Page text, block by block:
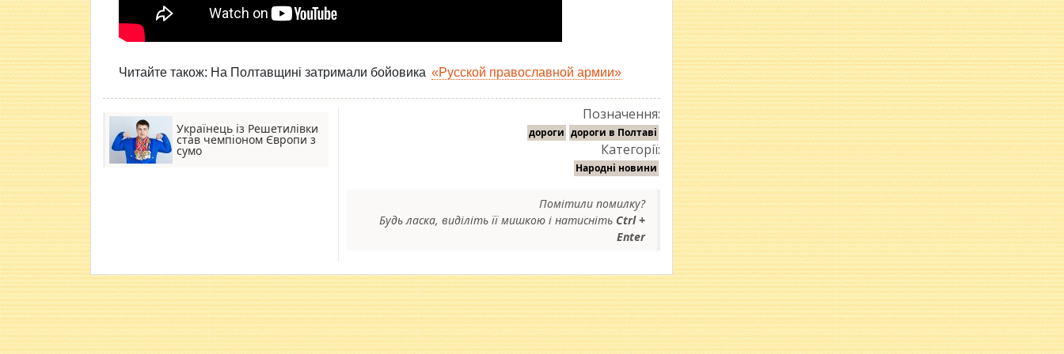
Читайте також: На Полтавщині затримали бойовика «Русской православной армии»
Українець із Решетилівки
став чемпіоном Європи з
сумо
Позначення:
дороги дороги в Полтаві
Категорії:
Народні новини
Помітили помилку?
Будь ласка, виділіть її мишкою і натисніть Ctrl +
Enter